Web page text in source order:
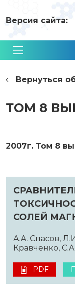
Версия сайта:
Вернуться
ТОМ 8
2007г. Том 8
СОЛЕЙ
А.А. Спасов,
Кравченко,
PDF